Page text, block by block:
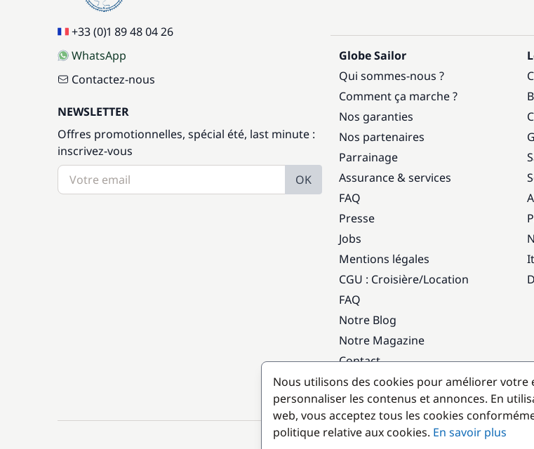
+33 (0)1 89 48 04 26
WhatsApp
Contactez-nous
NEWSLETTER
Offres promotionnelles, spécial été, last minute :
inscrivez-vous
OK
Globe Sailor
Qui sommes-nous ?
Comment ça marche ?
Nos garanties
Nos partenaires
Parrainage
Assurance & services
FAQ
Presse
Jobs
Mentions légales
CGU : Croisière/Location
FAQ
Notre Blog
Notre Magazine
Contact
Destinations populaires
Nous utilisons des cookies pour améliorer votre
personnaliser les contenus et annonces. En
web, vous acceptez tous les cookies
politique relative aux cookies. En savoir plus